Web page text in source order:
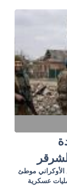
الأوكراني موطئ
عسكرية